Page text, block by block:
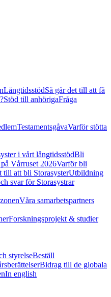
LångtidsstödSå går det till att få
Stöd till anhörigaFråga
TestamentsgåvaVarför stötta
i vårt långtidsstödBli
Vårruset 2026Varför bli
till att bli StorasysterUtbildning
svar för Storasystrar
Våra samarbetspartners
Forskningsprojekt & studier
styrelseBeställ
Bidrag till de globala
In english